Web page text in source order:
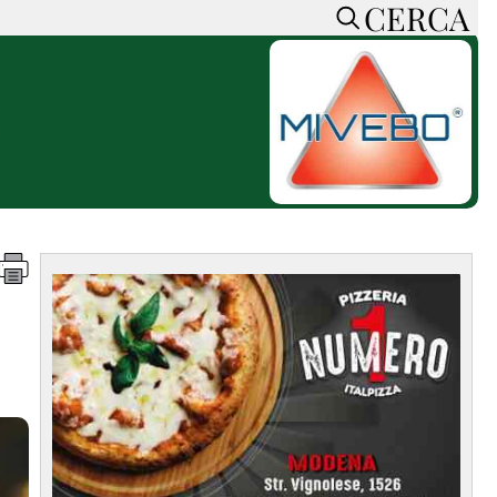
CERCA
ACCEDI o REGISTRATI
SOSTIENI LA PRESSA
CONOSCI LA PRESSA
COOKIE POLICY
PRIVACY POLICY
FEED RSS
MAPPA DEL SITO
NORMATIVE
DEONTOLOGICHE
CERCA